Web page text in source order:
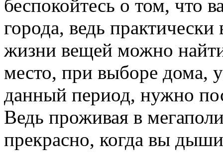
беспокойтесь о том, что
города, ведь
жизни вещей можно
место, при выборе дома,
данный период, нужно
Ведь проживая в
прекрасно, когда вы